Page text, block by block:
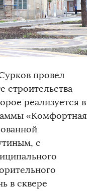
провел
строительства
реализуется в
«Комфортная
с
в сквере